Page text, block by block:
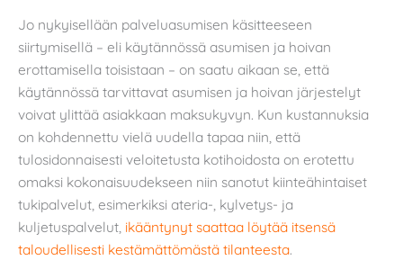
Jo nykyisellään palveluasumisen käsitteeseen
siirtymisellä – eli käytännössä asumisen ja hoivan
erottamisella toisistaan – on saatu aikaan se, että
käytännössä tarvittavat asumisen ja hoivan järjestelyt
voivat ylittää asiakkaan maksukyvyn. Kun kustannuksia
on kohdennettu vielä uudella tapaa niin, että
tulosidonnaisesti veloitetusta kotihoidosta on erotettu
omaksi kokonaisuudekseen niin sanotut kiinteähintaiset
tukipalvelut, esimerkiksi ateria-, kylvetys- ja
kuljetuspalvelut, ikääntynyt saattaa löytää itsensä
taloudellisesti kestämättömästä tilanteesta.